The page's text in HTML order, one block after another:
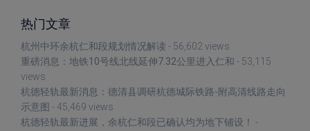
热门文章
杭州中环余杭仁和段规划情况解读 - 56,602 views
重磅消息：地铁10号线北线延伸7.32公里进入仁和 - 53,115
views
杭德轻轨最新消息：德清县调研杭德城际铁路-附高清线路走向
示意图 - 45,469 views
杭德轻轨最新进展，余杭仁和段已确认均为地下铺设！ -